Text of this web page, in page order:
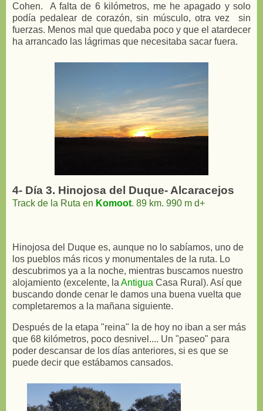
Cohen. A falta de 6 kilómetros, me he apagado y solo
podía pedalear de corazón, sin músculo, otra vez sin
fuerzas. Menos mal que quedaba poco y que el atardecer
ha arrancado las lágrimas que necesitaba sacar fuera.
4- Día 3. Hinojosa del Duque- Alcaracejos
Track de la Ruta en Komoot. 89 km. 990 m d+
Hinojosa del Duque es, aunque no lo sabíamos, uno de
los pueblos más ricos y monumentales de la ruta. Lo
descubrimos ya a la noche, mientras buscamos nuestro
alojamiento (excelente, la Antigua Casa Rural). Así que
buscando donde cenar le damos una buena vuelta que
completaremos a la mañana siguiente.
Después de la etapa "reina" la de hoy no iban a ser más
que 68 kilómetros, poco desnivel.... Un "paseo" para
poder descansar de los días anteriores, si es que se
puede decir que estábamos cansados.